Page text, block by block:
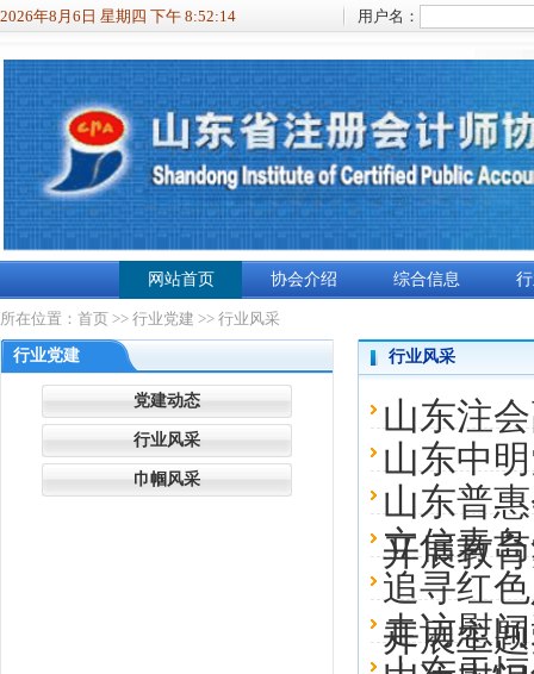
2026年8月6日 星期四 下午 8:52:15 用户名：
网站首页 协会介绍 综合信息
所在位置： 首页 >> 行业党建 >> 行业风采
行业风采
山东注
山东中
山东普
开展教
立信青
追寻红
开展主
走访慰
行业党建
党建动态
行业风采
巾帼风采